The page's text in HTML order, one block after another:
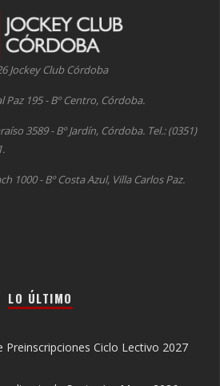
Jockey Club Córdoba
Paz 195 - Bº Centro, Córdoba.
3589 - Bº Jardín, Córdoba. Tel.: (0351)
1000 - Bº Costa Azul, Villa Carlos Paz.
LO ÚLTIMO
Preinscripciones Ciclo Lectivo 2027